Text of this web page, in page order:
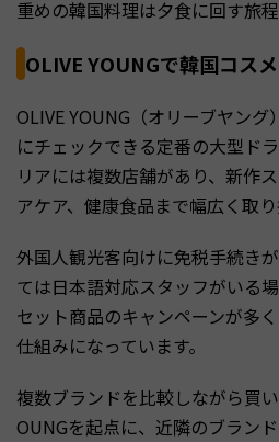
重めの韓国料理は夕食に回す旅
OLIVE YOUNGで韓国コス
OLIVE YOUNG（オリーブヤン
にチェックできる定番の大型ド
リアには複数店舗があり、新作
アケア、健康食品まで幅広く取り
外国人観光客向けに免税手続き
ては日本語対応スタッフがいる
セット商品のキャンペーンが多
仕組みになっています。
複数ブランドを比較しながら買
OUNGを起点に、近隣のブラン